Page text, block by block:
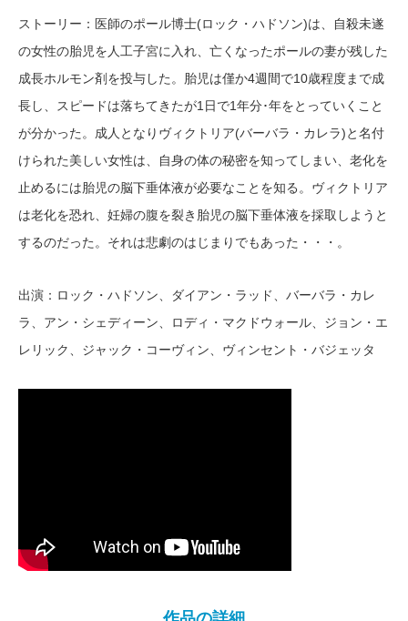
ストーリー：医師のポール博士(ロック・ハドソン)は、自殺未遂
の女性の胎児を人工子宮に入れ、亡くなったポールの妻が残した
成長ホルモン剤を投与した。胎児は僅か4週間で10歳程度まで成
長し、スピードは落ちてきたが1日で1年分･年をとっていくこと
が分かった。成人となりヴィクトリア(バーバラ・カレラ)と名付
けられた美しい女性は、自身の体の秘密を知ってしまい、老化を
止めるには胎児の脳下垂体液が必要なことを知る。ヴィクトリア
は老化を恐れ、妊婦の腹を裂き胎児の脳下垂体液を採取しようと
するのだった。それは悲劇のはじまりでもあった・・・。
出演：ロック・ハドソン、ダイアン・ラッド、バーバラ・カレ
ラ、アン・シェディーン、ロディ・マクドウォール、ジョン・エ
レリック、ジャック・コーヴィン、ヴィンセント・バジェッタ